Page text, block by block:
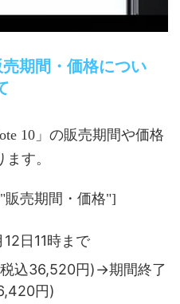
期間・価格につい
10」の販売期間や価格
す。
販売期間・価格"]
日11時まで
込36,520円)→期間終了
円)